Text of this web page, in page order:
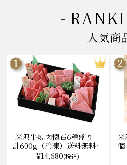
-
人気商
米沢牛焼肉懐石6種盛り
計600g（冷凍）送料無料
化粧箱入
¥14,680(税込)
米